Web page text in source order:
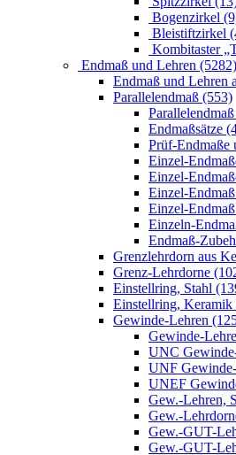
Bogenzirkel
Bleistiftzirkel
Kombitaster
Endmaß und Lehren (5282)
Endmaß und Lehren
Parallelendmaß (553)
Endmaßsätze
Prüf-Endmaße
Einzel-
Einzel-
Einzel-
Einzel-
Einzeln-
Endmaß-
Grenzlehrdorn aus
Grenz-Lehrdorne
Einstellring, Stahl
Einstellring, Keramik
Gewinde-Lehren
Gewinde-
UNC
UNF
UNEF
Gew.-Lehren,
Gew.-
Gew.-GUT-
Gew.-GUT-